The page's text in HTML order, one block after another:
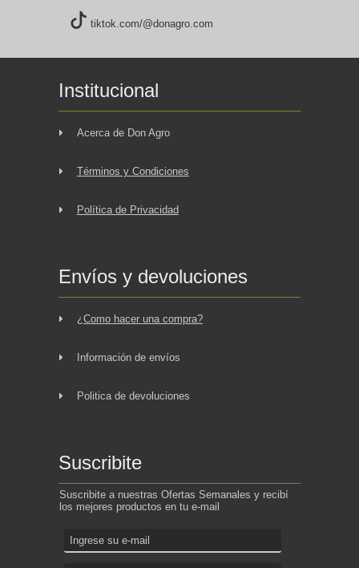
tiktok.com/@donagro.com
Institucional
Acerca de Don Agro
Términos y Condiciones
Política de Privacidad
Envíos y devoluciones
¿Como hacer una compra?
Información de envíos
Politica de devoluciones
Suscribite
Suscribite a nuestras Ofertas Semanales y recibí
los mejores productos en tu e-mail